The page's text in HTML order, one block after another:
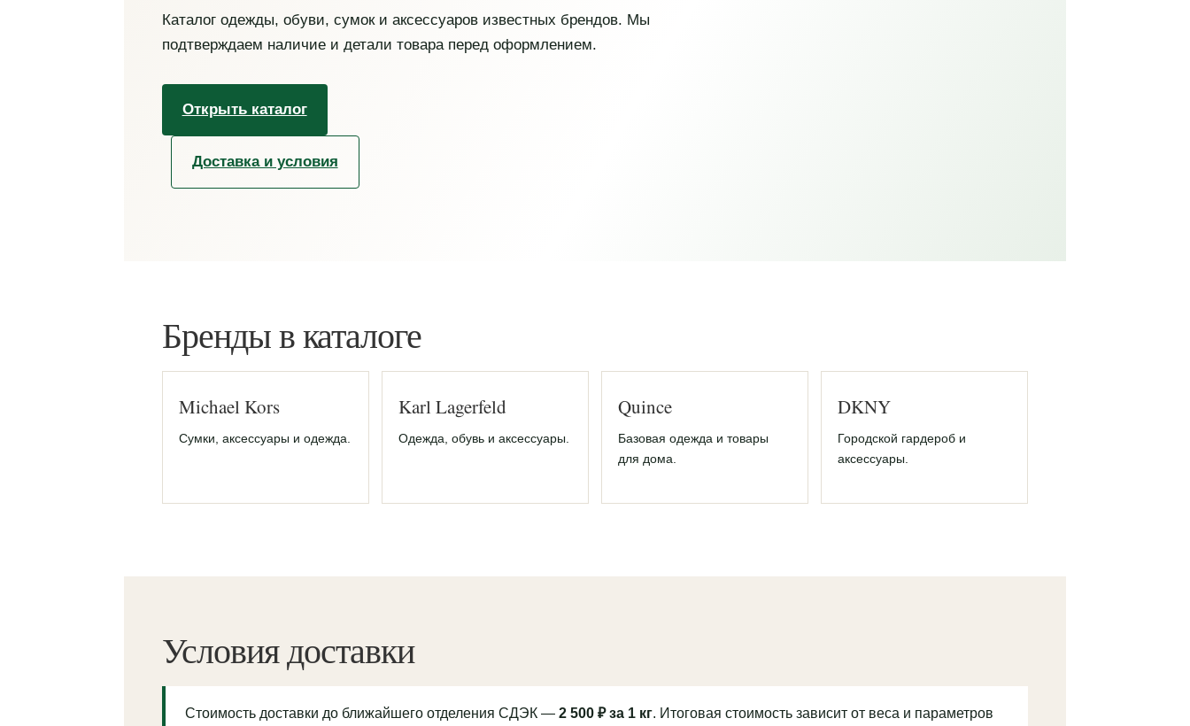
Каталог одежды, обуви, сумок и аксессуаров известных брендов. Мы
подтверждаем наличие и детали товара перед оформлением.
Открыть каталог
Доставка и условия
Бренды в каталоге
Michael Kors
Сумки, аксессуары и одежда.
Karl Lagerfeld
Одежда, обувь и аксессуары.
Quince
Базовая одежда и товары
для дома.
DKNY
Городской гардероб и
аксессуары.
Условия доставки
Стоимость доставки до ближайшего отделения СДЭК — 2 500 ₽ за 1 кг. Итоговая стоимость зависит от веса и параметров